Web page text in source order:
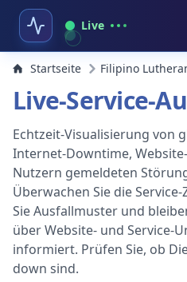
Live
Startseite Filipino
Live-Service-
Echtzeit-Visualisierung von
Internet-Downtime,
Nutzern gemeldeten
Überwachen Sie die
Sie Ausfallmuster und
über Website- und Service-
informiert. Prüfen Sie, ob
down sind.